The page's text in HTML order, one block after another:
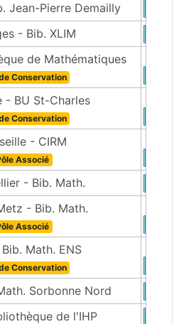
Jean-Pierre Demailly
- Bib. XLIM
de Mathématiques
Conservation
- BU St-Charles
Conservation
- CIRM
Associé
- Bib. Math.
- Bib. Math.
Associé
Math. ENS
Conservation
Sorbonne Nord
de l'IHP